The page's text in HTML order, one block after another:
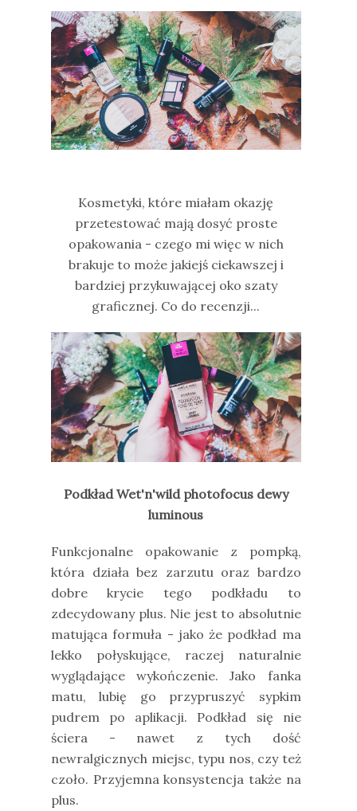
Kosmetyki, które miałam okazję
przetestować mają dosyć proste
opakowania - czego mi więc w nich
brakuje to może jakiejś ciekawszej i
bardziej przykuwającej oko szaty
graficznej. Co do recenzji...
Podkład Wet'n'wild photofocus dewy
luminous
Funkcjonalne opakowanie z pompką,
która działa bez zarzutu oraz bardzo
dobre krycie tego podkładu to
zdecydowany plus. Nie jest to absolutnie
matująca formuła - jako że podkład ma
lekko połyskujące, raczej naturalnie
wyglądające wykończenie. Jako fanka
matu, lubię go przypruszyć sypkim
pudrem po aplikacji. Podkład się nie
ściera - nawet z tych dość
newralgicznych miejsc, typu nos, czy też
czoło. Przyjemna konsystencja także na
plus.